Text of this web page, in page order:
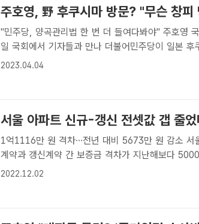
주호영, 野 후쿠시마 방문? "무슨 창피
"민주당, 양곡관리법 한 번 더 들여다봐야" 주호영 국민의힘 원내대표는 4
일 국회에서 기자들과 만나 더불어민주당이 일본 후
대해 "무슨 창피를 당하고 올지 모르겠다"고 지적했
2023.04.04
서울 아파트 신규-갱신 전셋값 갭 줄
1억1116만 원 격차…전년 대비 5673만 원 감소 서울 아파트의 전세 신규
계약과 갱신계약 간 보증금 격차가 지난해보다
팩트 DB[더팩트｜윤정원 기자] 올해 서울 아파트 전
2022.12.02